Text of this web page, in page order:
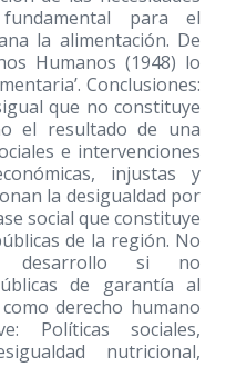
para el
la alimentación. De
Humanos (1948) lo
Conclusiones:
que no constituye
el resultado de una
e intervenciones
injustas y
la desigualdad por
social que constituye
de la región. No
desarrollo si no
de garantía al
derecho humano
Políticas sociales,
nutricional,